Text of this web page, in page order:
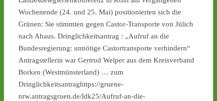
Wochenende (24. und 25. Mai) positionierten sich die
Grünen: Sie stimmten gegen Castor-Transporte von Jülich
nach Ahaus. Dringlichkeitsantrag : „Aufruf an die
Bundesregierung: unnötige Castortransporte verhindern“
Antragstellerin war Gertrud Welper aus dem Kreisverband
Borken (Westmünsterland) … zum
Dringlichkeitsantraghttps://gruene-
nrw.antragsgruen.de/ldk25/Aufruf-an-die-